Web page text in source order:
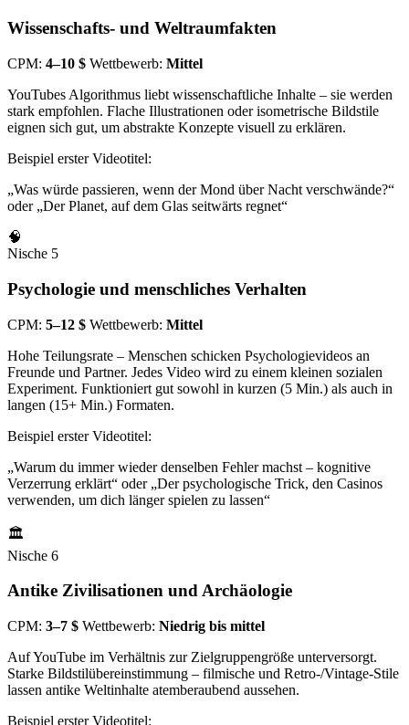
Wissenschafts- und Weltraumfakten
CPM: 4–10 $ Wettbewerb: Mittel
YouTubes Algorithmus liebt wissenschaftliche Inhalte – sie werden
stark empfohlen. Flache Illustrationen oder isometrische Bildstile
eignen sich gut, um abstrakte Konzepte visuell zu erklären.
Beispiel erster Videotitel:
„Was würde passieren, wenn der Mond über Nacht verschwände?“
oder „Der Planet, auf dem Glas seitwärts regnet“
🧠
Nische 5
Psychologie und menschliches Verhalten
CPM: 5–12 $ Wettbewerb: Mittel
Hohe Teilungsrate – Menschen schicken Psychologievideos an
Freunde und Partner. Jedes Video wird zu einem kleinen sozialen
Experiment. Funktioniert gut sowohl in kurzen (5 Min.) als auch in
langen (15+ Min.) Formaten.
Beispiel erster Videotitel:
„Warum du immer wieder denselben Fehler machst – kognitive
Verzerrung erklärt“ oder „Der psychologische Trick, den Casinos
verwenden, um dich länger spielen zu lassen“
🏛️
Nische 6
Antike Zivilisationen und Archäologie
CPM: 3–7 $ Wettbewerb: Niedrig bis mittel
Auf YouTube im Verhältnis zur Zielgruppengröße unterversorgt.
Starke Bildstilübereinstimmung – filmische und Retro-/Vintage-Stile
lassen antike Weltinhalte atemberaubend aussehen.
Beispiel erster Videotitel: